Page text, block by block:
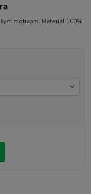
motívom. Materiál:100%